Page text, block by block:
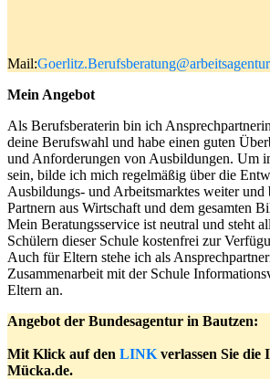
Mail:
Mein Angebot
Als Berufsberaterin bin ich
deine Berufswahl und habe einen guten
und Anforderungen von Ausbildungen. Um
sein, bilde ich mich regelmäßig über die
Ausbildungs- und Arbeitsmarktes weiter und
Partnern aus Wirtschaft und dem gesamten
Mein Beratungsservice ist neutral und steht
Schülern dieser Schule kostenfrei zur
Auch für Eltern stehe ich als
Zusammenarbeit mit der Schule
Eltern an.
Angebot der Bundesagentur in Bautzen:
Mit Klick auf den LINK verlassen Sie die
Mücka.de.